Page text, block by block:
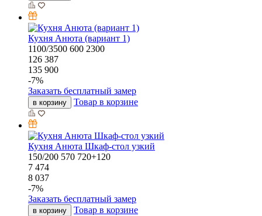
Кухня Анюта (вариант 1)
1100/3500 600 2300
126 387
135 900
-7%
Заказать бесплатный замер
в корзину Товар в корзине
Кухня Анюта Шкаф-стол узкий
150/200 570 720+120
7 474
8 037
-7%
Заказать бесплатный замер
в корзину Товар в корзине